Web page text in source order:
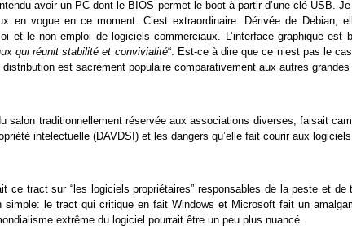
avoir un PC dont le BIOS permet le boot à partir d’une clé USB.
en vogue en ce moment. C’est extraordinaire. Dérivée de Debian,
et le non emploi de logiciels commerciaux. L’interface graphique est
qui réunit stabilité et convivialité“. Est-ce à dire que ce n’est pas le
est sacrément populaire comparativement aux autres
salon traditionnellement réservée aux associations diverses, faisait
intelectuelle (DAVDSI) et les dangers qu’elle fait courir aux logiciels
ce tract sur “les logiciels propriétaires” responsables de la peste et
simple: le tract qui critique en fait Windows et Microsoft fait un
extrême du logiciel pourrait être un peu plus nuancé.